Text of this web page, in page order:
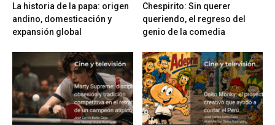
La historia de la papa: origen
andino, domesticación y
expansión global
Chespirito: Sin querer
queriendo, el regreso del
genio de la comedia